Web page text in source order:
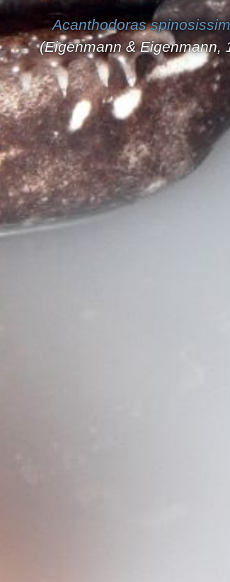
Acanthodoras
(Eigenmann & Eigenmann,